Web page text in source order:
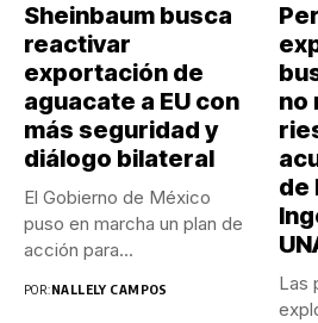
Sheinbaum busca
reactivar
exportación de
aguacate a EU con
más seguridad y
diálogo bilateral
El Gobierno de México
puso en marcha un plan de
acción para...
POR:NALLELY CAMPOS
no
de
Las